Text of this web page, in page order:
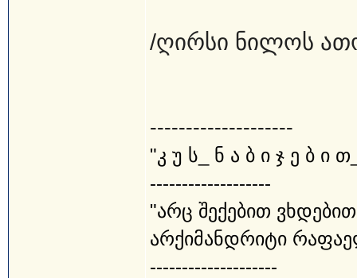
/ღირსი ნილოს
--------------------
"კ უ ს_ ნ ა ბ ი ჯ ე ბ ი
-------------------
"არც შექებით
არქიმანდრიტი
--------------------